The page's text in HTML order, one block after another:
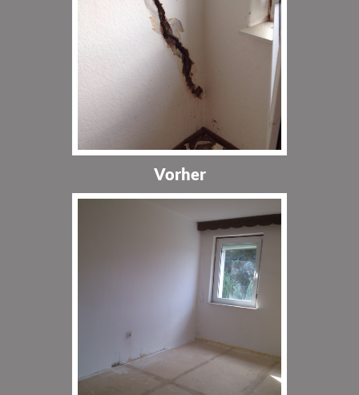
Vorher